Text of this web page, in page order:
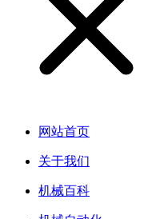
网站首页
关于我们
机械百科